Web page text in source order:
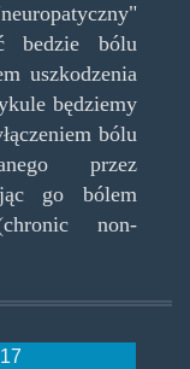
bedzie bólu
uszkodzenia
będziemy
bólu
przez
go bólem
non-